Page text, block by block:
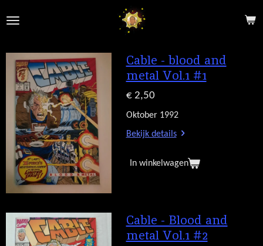
direct
de
hoofdinhoud
Cable - blood and
metal Vol.1 #1
€ 2,50
Oktober 1992
Bekijk details
In winkelwagen
Cable - Blood and
metal Vol.1 #2